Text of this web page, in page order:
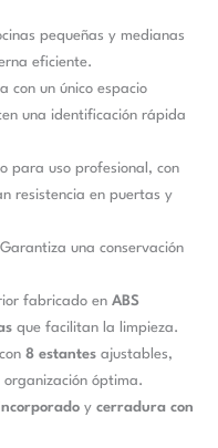
pequeñas y medianas
eficiente.
con un único espacio
una identificación rápida
para uso profesional, con
resistencia en puertas y
Garantiza una conservación
fabricado en ABS
que facilitan la limpieza.
8 estantesajustables,
óptima.
y cerradura con